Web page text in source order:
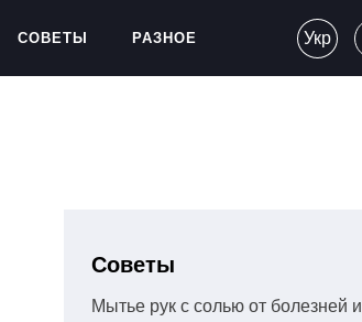
СОВЕТЫ РАЗНОЕ Укр
Советы
Мытье рук с солью от болезней и